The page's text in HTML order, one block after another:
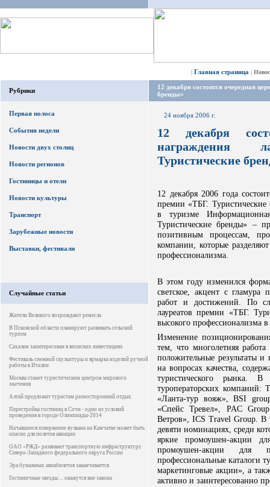
| Главная страница |
Рубрики
Первая полоса
События недели
Новости двух столиц
Новости регионов
Гостиницы и отели
Новости культуры
Транспорт
Зарубежные новости
Выставки, фестивали
Случайные статьи
Жители Великого возрождают ремесла
В Псковской области планируют развивать сельский
туризм
Сахалин заинтересован в японских инвестициях
Фестиваль снежной скульптуры и ярмарка изделий ручной
работы в Италии
Москва станет туристическим центром мирового
значения
Алтай предложит туристам разносторонний отдых
Перестройка гостиниц в Сочи - одно из условий
проведения в городе Олимпиады-2014
Начавшееся извержение вулкана на Камчатке может быть
опасно для полетов авиации
ОАО «РЖД» развивает транспортную инфраструктуру
Северо-Западного федерального округа России
Эра бумажных авиабилетов заканчивается
Гостиничные звезды… окажутся вне закона
12 декабря состоится очередная
бренды»
24 ноября 2006 г.
12 декабря
награждения
Туристические
12 декабря 2006 года
премии «ТБГ.
в туризме
Туристические бренды» –
позитивным процессам,
компании, которые
профессионализма.
В этом году изменился
светское, акцент с гламура
работ и достижений. По
лауреатов премии «ТБГ.
высокого профессионализма
Изменение
тем, что многолетняя
положительные результаты и
на вопросах качества,
туристического рынка.
туроператорских
«Ланта-тур вояж», BSI
«Спейс Тревел», PAC
Ветров», ICS Travel Group. В
девяти номинациях, среди
яркие промоушен-акции
промоушен-акции для
профессиональные каталоги
маркетинговые акции», а
активно и заинтересованно